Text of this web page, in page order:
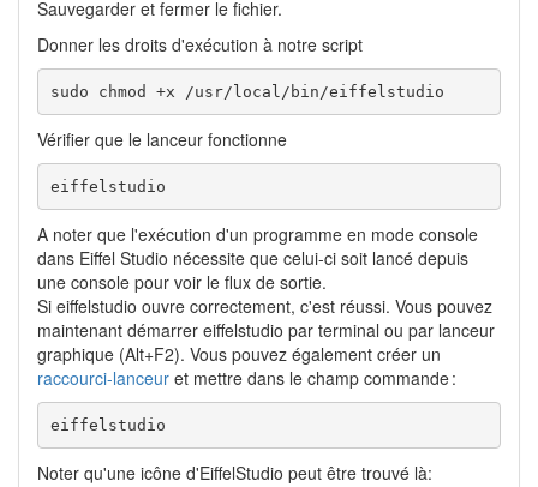
Sauvegarder et fermer le fichier.
Donner les droits d'exécution à notre script
sudo chmod +x /usr/local/bin/eiffelstudio
Vérifier que le lanceur fonctionne
eiffelstudio
A noter que l'exécution d'un programme en mode console
dans Eiffel Studio nécessite que celui-ci soit lancé depuis
une console pour voir le flux de sortie.
Si eiffelstudio ouvre correctement, c'est réussi. Vous pouvez
maintenant démarrer eiffelstudio par terminal ou par lanceur
graphique (Alt+F2). Vous pouvez également créer un
raccourci-lanceur et mettre dans le champ commande :
eiffelstudio
Noter qu'une icône d'EiffelStudio peut être trouvé là: